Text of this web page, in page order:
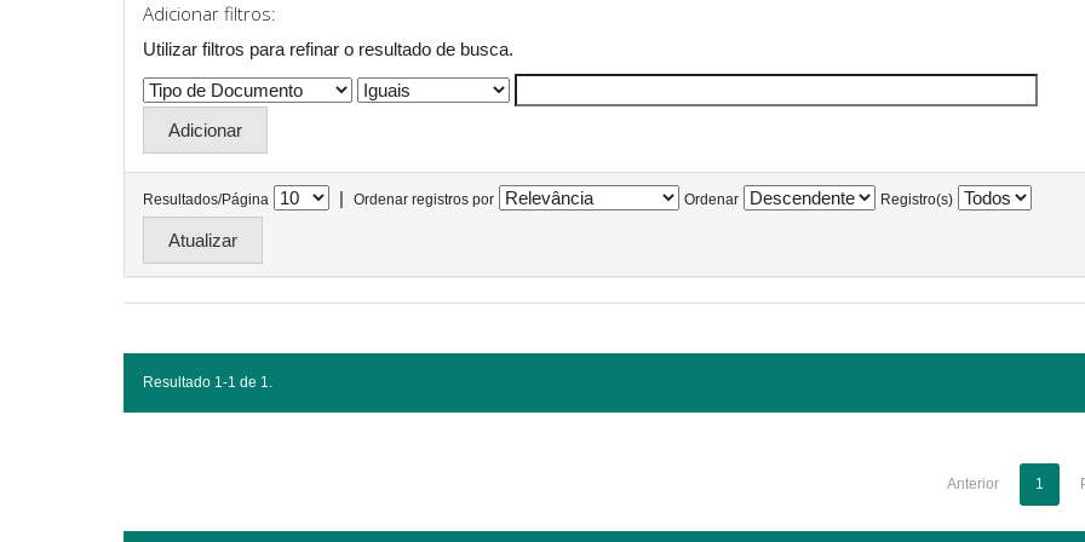
Adicionar filtros:
Utilizar filtros para refinar o resultado de busca.
Resultados/Página | Ordenar registros por Ordenar Registro(s)
Resultado 1-1 de 1.
Anterior 1